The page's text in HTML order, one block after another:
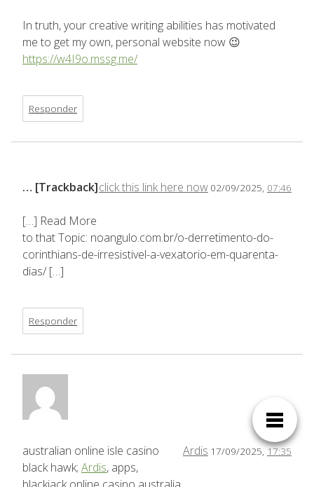
In truth, your creative writing abilities has motivated
me to get my own, personal website now 😉
https://w4I9o.mssg.me/
Responder
click this link here now 02/09/2025, 07:46
… [Trackback]
[…] Read More
to that Topic: noangulo.com.br/o-derretimento-do-
corinthians-de-irresistivel-a-vexatorio-em-quarenta-
dias/ […]
Responder
Ardis 17/09/2025,17:35
australian online isle casino
black hawk; Ardis, apps,
blackjack online casino australia